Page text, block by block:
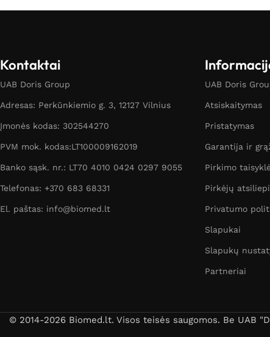
Kontaktai
UAB Doris Group
Adresas: Perkūnkiemio g. 3, 12127 Vilnius
Įmonės kodas: 302544270
PVM mok. kodas:LT100009162019
Banko sąsk. nr.: LT70 4010 0424 0297 9055
Telefonas: +370 683 68331
El. paštas: info@biomed.lt
UAB Doris
Atsiskaitymas
Pristatymas
Garantija ir
Pirkimo
Pirkėjų
Privatumo
Slapukai
Slapukų
Partneriai
© 2014-2026 Biomed.lt. Visos teisės saugomos. Be UAB